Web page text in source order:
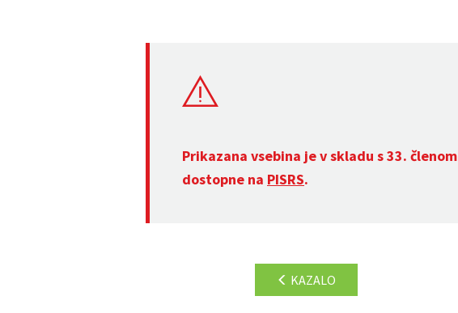
Prikazana vsebina je v skladu s 33. členom
dostopne na PISRS.
KAZALO